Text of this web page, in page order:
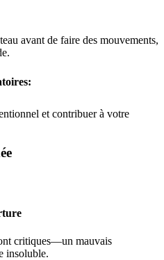
avant de faire des mouvements,
.
et contribuer à votre
critiques—un mauvais
insoluble.